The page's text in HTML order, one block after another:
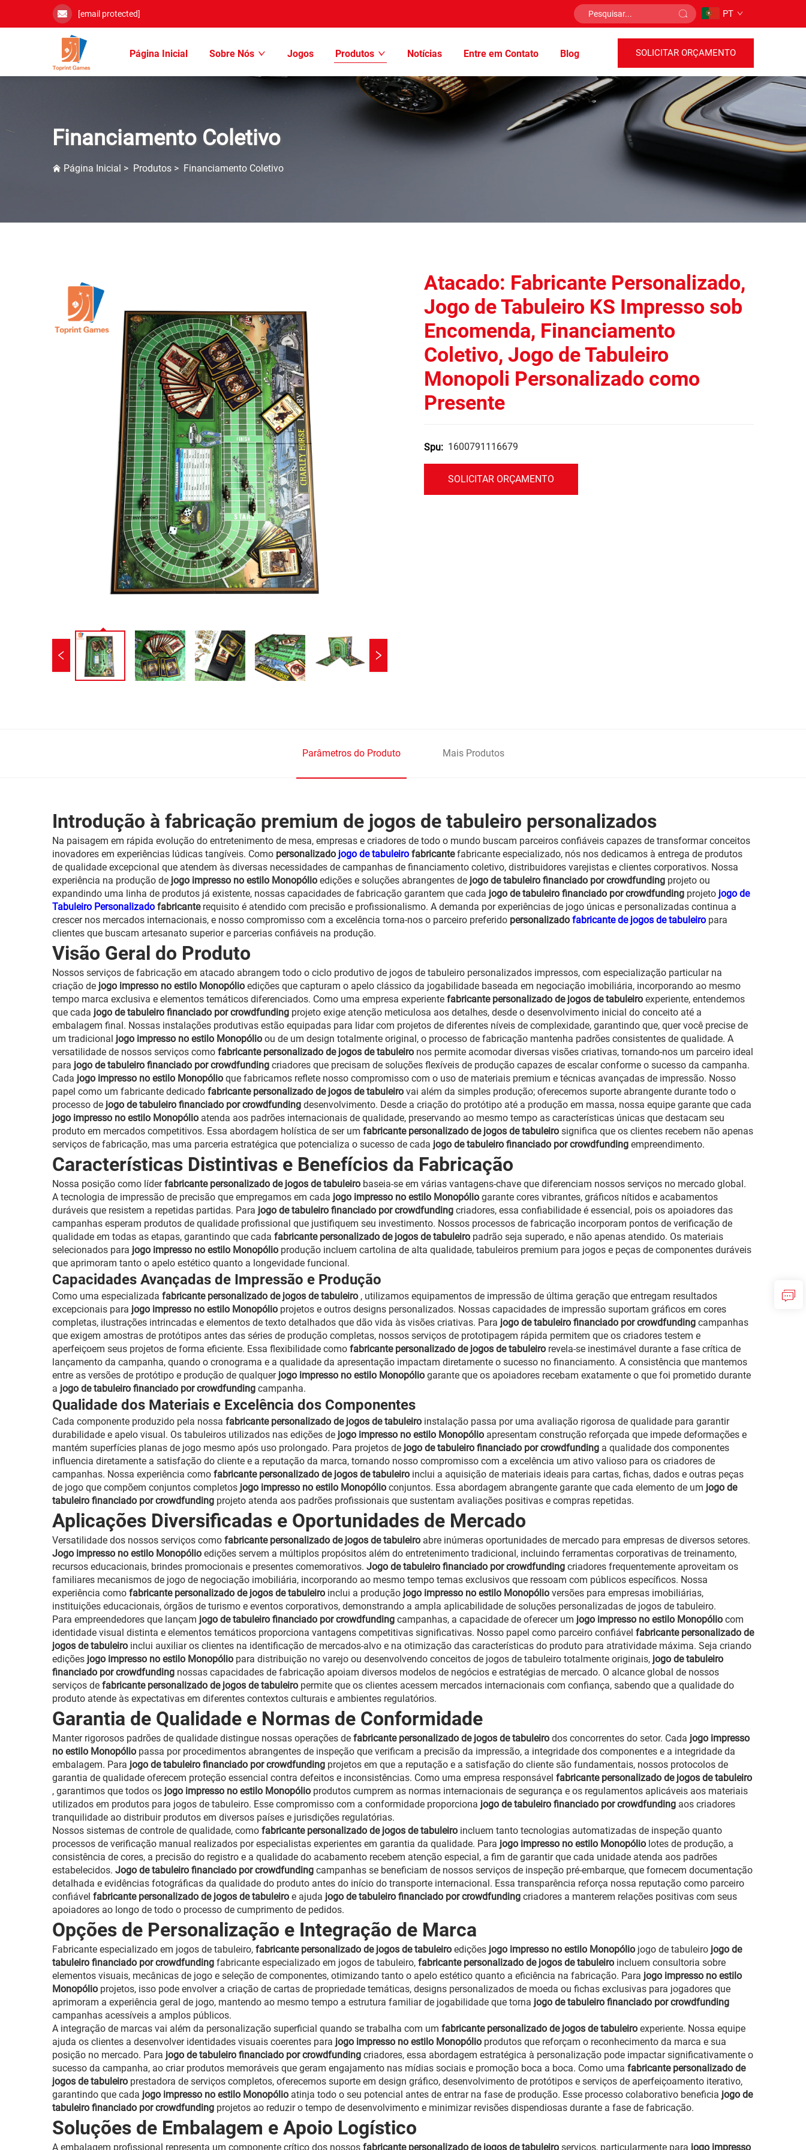
[email protected] PT
Página Inicial Sobre Nós Jogos Produtos Notícias Entre em Contato Blog SOLICITAR ORÇAMENTO
Financiamento Coletivo
Página Inicial > Produtos > Financiamento Coletivo
Atacado: Fabricante Personalizado,
Jogo de Tabuleiro KS Impresso sob
Encomenda, Financiamento
Coletivo, Jogo de Tabuleiro
Monopoli Personalizado como
Presente
Spu: 1600791116679
SOLICITAR ORÇAMENTO
Parâmetros do Produto Mais Produtos
Introdução à fabricação premium de jogos de tabuleiro personalizados
Na paisagem em rápida evolução do entretenimento de mesa, empresas e criadores de todo o mundo buscam parceiros confiáveis capazes de transformar conceitos
inovadores em experiências lúdicas tangíveis. Como personalizado jogo de tabuleiro fabricantefabricante especializado, nós nos dedicamos à entrega de produtos
de qualidade excepcional que atendem às diversas necessidades de campanhas de financiamento coletivo, distribuidores varejistas e clientes corporativos. Nossa
experiência na produção de jogo impresso no estilo Monopólio edições e soluções abrangentes de jogo de tabuleiro financiado por crowdfunding projeto ou
expandindo uma linha de produtos já existente, nossas capacidades de fabricação garantem que cada jogo de tabuleiro financiado por crowdfunding projeto jogo de
Tabuleiro Personalizado fabricante requisito é atendido com precisão e profissionalismo. A demanda por experiências de jogo únicas e personalizadas continua a
crescer nos mercados internacionais, e nosso compromisso com a excelência torna-nos o parceiro preferido personalizado fabricante de jogos de tabuleiro para
clientes que buscam artesanato superior e parcerias confiáveis na produção.
Visão Geral do Produto
Nossos serviços de fabricação em atacado abrangem todo o ciclo produtivo de jogos de tabuleiro personalizados impressos, com especialização particular na
criação de jogo impresso no estilo Monopólio edições que capturam o apelo clássico da jogabilidade baseada em negociação imobiliária, incorporando ao mesmo
tempo marca exclusiva e elementos temáticos diferenciados. Como uma empresa experiente fabricante personalizado de jogos de tabuleiro experiente, entendemos
que cada jogo de tabuleiro financiado por crowdfunding projeto exige atenção meticulosa aos detalhes, desde o desenvolvimento inicial do conceito até a
embalagem final. Nossas instalações produtivas estão equipadas para lidar com projetos de diferentes níveis de complexidade, garantindo que, quer você precise de
um tradicional jogo impresso no estilo Monopólio ou de um design totalmente original, o processo de fabricação mantenha padrões consistentes de qualidade. A
versatilidade de nossos serviços como fabricante personalizado de jogos de tabuleiro nos permite acomodar diversas visões criativas, tornando-nos um parceiro ideal
para jogo de tabuleiro financiado por crowdfunding criadores que precisam de soluções flexíveis de produção capazes de escalar conforme o sucesso da campanha.
Cada jogo impresso no estilo Monopólio que fabricamos reflete nosso compromisso com o uso de materiais premium e técnicas avançadas de impressão. Nosso
papel como um fabricante dedicado fabricante personalizado de jogos de tabuleiro vai além da simples produção; oferecemos suporte abrangente durante todo o
processo de jogo de tabuleiro financiado por crowdfunding desenvolvimento. Desde a criação do protótipo até a produção em massa, nossa equipe garante que cada
jogo impresso no estilo Monopólio atenda aos padrões internacionais de qualidade, preservando ao mesmo tempo as características únicas que destacam seu
produto em mercados competitivos. Essa abordagem holística de ser um fabricante personalizado de jogos de tabuleiro significa que os clientes recebem não apenas
serviços de fabricação, mas uma parceria estratégica que potencializa o sucesso de cada jogo de tabuleiro financiado por crowdfunding empreendimento.
Características Distintivas e Benefícios da Fabricação
Nossa posição como líderfabricante personalizado de jogos de tabuleiro baseia-se em várias vantagens-chave que diferenciam nossos serviços no mercado global.
A tecnologia de impressão de precisão que empregamos em cada jogo impresso no estilo Monopólio garante cores vibrantes, gráficos nítidos e acabamentos
duráveis que resistem a repetidas partidas. Para jogo de tabuleiro financiado por crowdfunding criadores, essa confiabilidade é essencial, pois os apoiadores das
campanhas esperam produtos de qualidade profissional que justifiquem seu investimento. Nossos processos de fabricação incorporam pontos de verificação de
qualidade em todas as etapas, garantindo que cada fabricante personalizado de jogos de tabuleiro padrão seja superado, e não apenas atendido. Os materiais
selecionados para jogo impresso no estilo Monopólio produção incluem cartolina de alta qualidade, tabuleiros premium para jogos e peças de componentes duráveis
que aprimoram tanto o apelo estético quanto a longevidade funcional.
Capacidades Avançadas de Impressão e Produção
Como uma especializada fabricante personalizado de jogos de tabuleiro , utilizamos equipamentos de impressão de última geração que entregam resultados
excepcionais para jogo impresso no estilo Monopólio projetos e outros designs personalizados. Nossas capacidades de impressão suportam gráficos em cores
completas, ilustrações intrincadas e elementos de texto detalhados que dão vida às visões criativas. Para jogo de tabuleiro financiado por crowdfunding campanhas
que exigem amostras de protótipos antes das séries de produção completas, nossos serviços de prototipagem rápida permitem que os criadores testem e
aperfeiçoem seus projetos de forma eficiente. Essa flexibilidade como fabricante personalizado de jogos de tabuleiro revela-se inestimável durante a fase crítica de
lançamento da campanha, quando o cronograma e a qualidade da apresentação impactam diretamente o sucesso no financiamento. A consistência que mantemos
entre as versões de protótipo e produção de qualquer jogo impresso no estilo Monopólio garante que os apoiadores recebam exatamente o que foi prometido durante
a jogo de tabuleiro financiado por crowdfunding campanha.
Qualidade dos Materiais e Excelência dos Componentes
Cada componente produzido pela nossa fabricante personalizado de jogos de tabuleiro instalação passa por uma avaliação rigorosa de qualidade para garantir
durabilidade e apelo visual. Os tabuleiros utilizados nas edições de jogo impresso no estilo Monopólio apresentam construção reforçada que impede deformações e
mantém superfícies planas de jogo mesmo após uso prolongado. Para projetos de jogo de tabuleiro financiado por crowdfunding a qualidade dos componentes
influencia diretamente a satisfação do cliente e a reputação da marca, tornando nosso compromisso com a excelência um ativo valioso para os criadores de
campanhas. Nossa experiência como fabricante personalizado de jogos de tabuleiro inclui a aquisição de materiais ideais para cartas, fichas, dados e outras peças
de jogo que compõem conjuntos completos jogo impresso no estilo Monopólio conjuntos. Essa abordagem abrangente garante que cada elemento de um jogo de
tabuleiro financiado por crowdfunding projeto atenda aos padrões profissionais que sustentam avaliações positivas e compras repetidas.
Aplicações Diversificadas e Oportunidades de Mercado
Versatilidade dos nossos serviços como fabricante personalizado de jogos de tabuleiro abre inúmeras oportunidades de mercado para empresas de diversos setores.
Jogo impresso no estilo Monopólio edições servem a múltiplos propósitos além do entretenimento tradicional, incluindo ferramentas corporativas de treinamento,
recursos educacionais, brindes promocionais e presentes comemorativos. Jogo de tabuleiro financiado por crowdfunding criadores frequentemente aproveitam os
familiares mecanismos de jogo de negociação imobiliária, incorporando ao mesmo tempo temas exclusivos que ressoam com públicos específicos. Nossa
experiência como fabricante personalizado de jogos de tabuleiro inclui a produção jogo impresso no estilo Monopólio versões para empresas imobiliárias,
instituições educacionais, órgãos de turismo e eventos corporativos, demonstrando a ampla aplicabilidade de soluções personalizadas de jogos de tabuleiro.
Para empreendedores que lançam jogo de tabuleiro financiado por crowdfunding campanhas, a capacidade de oferecer um jogo impresso no estilo Monopólio com
identidade visual distinta e elementos temáticos proporciona vantagens competitivas significativas. Nosso papel como parceiro confiável fabricante personalizado de
jogos de tabuleiro inclui auxiliar os clientes na identificação de mercados-alvo e na otimização das características do produto para atratividade máxima. Seja criando
edições jogo impresso no estilo Monopólio para distribuição no varejo ou desenvolvendo conceitos de jogos de tabuleiro totalmente originais, jogo de tabuleiro
financiado por crowdfunding nossas capacidades de fabricação apoiam diversos modelos de negócios e estratégias de mercado. O alcance global de nossos
serviços de fabricante personalizado de jogos de tabuleiro permite que os clientes acessem mercados internacionais com confiança, sabendo que a qualidade do
produto atende às expectativas em diferentes contextos culturais e ambientes regulatórios.
Garantia de Qualidade e Normas de Conformidade
Manter rigorosos padrões de qualidade distingue nossas operações de fabricante personalizado de jogos de tabuleiro dos concorrentes do setor. Cada jogo impresso
no estilo Monopólio passa por procedimentos abrangentes de inspeção que verificam a precisão da impressão, a integridade dos componentes e a integridade da
embalagem. Para jogo de tabuleiro financiado por crowdfunding projetos em que a reputação e a satisfação do cliente são fundamentais, nossos protocolos de
garantia de qualidade oferecem proteção essencial contra defeitos e inconsistências. Como uma empresa responsável fabricante personalizado de jogos de tabuleiro
, garantimos que todos os jogo impresso no estilo Monopólio produtos cumprem as normas internacionais de segurança e os regulamentos aplicáveis aos materiais
utilizados em produtos para jogos de tabuleiro. Esse compromisso com a conformidade proporciona jogo de tabuleiro financiado por crowdfunding aos criadores
tranquilidade ao distribuir produtos em diversos países e jurisdições regulatórias.
Nossos sistemas de controle de qualidade, como fabricante personalizado de jogos de tabuleiro incluem tanto tecnologias automatizadas de inspeção quanto
processos de verificação manual realizados por especialistas experientes em garantia da qualidade. Para jogo impresso no estilo Monopólio lotes de produção, a
consistência de cores, a precisão do registro e a qualidade do acabamento recebem atenção especial, a fim de garantir que cada unidade atenda aos padrões
estabelecidos. Jogo de tabuleiro financiado por crowdfunding campanhas se beneficiam de nossos serviços de inspeção pré-embarque, que fornecem documentação
detalhada e evidências fotográficas da qualidade do produto antes do início do transporte internacional. Essa transparência reforça nossa reputação como parceiro
confiável fabricante personalizado de jogos de tabuleiro e ajuda jogo de tabuleiro financiado por crowdfunding criadores a manterem relações positivas com seus
apoiadores ao longo de todo o processo de cumprimento de pedidos.
Opções de Personalização e Integração de Marca
Fabricante especializado em jogos de tabuleiro, fabricante personalizado de jogos de tabuleiro edições jogo impresso no estilo Monopólio jogo de tabuleiro jogo de
tabuleiro financiado por crowdfunding fabricante especializado em jogos de tabuleiro, fabricante personalizado de jogos de tabuleiro incluem consultoria sobre
elementos visuais, mecânicas de jogo e seleção de componentes, otimizando tanto o apelo estético quanto a eficiência na fabricação. Para jogo impresso no estilo
Monopólio projetos, isso pode envolver a criação de cartas de propriedade temáticas, designs personalizados de moeda ou fichas exclusivas para jogadores que
aprimoram a experiência geral de jogo, mantendo ao mesmo tempo a estrutura familiar de jogabilidade que torna jogo de tabuleiro financiado por crowdfunding
campanhas acessíveis a amplos públicos.
A integração de marcas vai além da personalização superficial quando se trabalha com um fabricante personalizado de jogos de tabuleiro experiente. Nossa equipe
ajuda os clientes a desenvolver identidades visuais coerentes para jogo impresso no estilo Monopólio produtos que reforçam o reconhecimento da marca e sua
posição no mercado. Para jogo de tabuleiro financiado por crowdfunding criadores, essa abordagem estratégica à personalização pode impactar significativamente o
sucesso da campanha, ao criar produtos memoráveis que geram engajamento nas mídias sociais e promoção boca a boca. Como uma fabricante personalizado de
jogos de tabuleiro prestadora de serviços completos, oferecemos suporte em design gráfico, desenvolvimento de protótipos e serviços de aperfeiçoamento iterativo,
garantindo que cada jogo impresso no estilo Monopólio atinja todo o seu potencial antes de entrar na fase de produção. Esse processo colaborativo beneficia jogo de
tabuleiro financiado por crowdfunding projetos ao reduzir o tempo de desenvolvimento e minimizar revisões dispendiosas durante a fase de fabricação.
Soluções de Embalagem e Apoio Logístico
A embalagem profissional representa um componente crítico dos nossos fabricante personalizado de jogos de tabuleiro serviços, particularmente para jogo impresso